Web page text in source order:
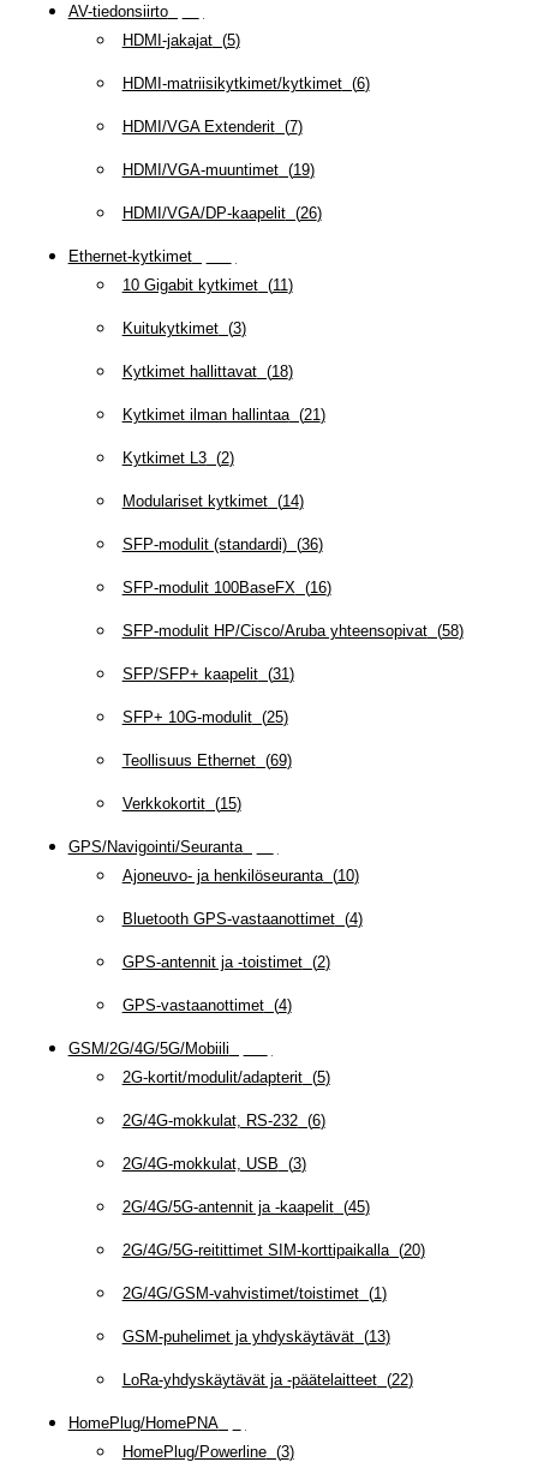
AV-tiedonsiirto(
HDMI-jakajat(5)
HDMI-matriisikytkimet/kytkimet(6)
HDMI/VGA Extenderit(7)
HDMI/VGA-muuntimet(19)
HDMI/VGA/DP-kaapelit(26)
Ethernet-kytkimet(
10 Gigabit kytkimet(11 )
Kuitukytkimet(3)
Kytkimet hallittavat(18)
Kytkimet ilman hallintaa(21 )
Kytkimet L3(2)
Modulariset kytkimet(14)
SFP-modulit (standardi)(36)
SFP-modulit 100BaseFX (16)
SFP-modulit HP/Cisco/Aruba yhteensopivat(58)
SFP/SFP+ kaapelit(31 )
SFP+ 10G-modulit(25)
Teollisuus Ethernet(69)
Verkkokortit(15)
GPS/Navigointi/Seuranta(
Ajoneuvo- ja henkilöseuranta(10)
Bluetooth GPS-vastaanottimet(4)
GPS-antennit ja -toistimet(2)
GPS-vastaanottimet(4)
GSM/2G/4G/5G/Mobiili
2G-kortit/modulit/adapterit(5)
2G/4G-mokkulat, RS-232(6)
2G/4G-mokkulat, USB (3)
2G/4G/5G-antennit ja -kaapelit(45)
2G/4G/5G-reitittimet SIM-korttipaikalla(20)
2G/4G/GSM-vahvistimet/toistimet(1 )
GSM-puhelimet ja yhdyskäytävät(13)
LoRa-yhdyskäytävät ja -päätelaitteet(22)
HomePlug/HomePNA(
HomePlug/Powerline(3)